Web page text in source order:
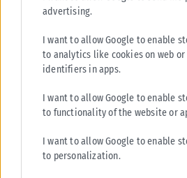
advertising.
I want to allow Google to enable
to analytics like cookies on web or
identifiers in apps.
I want to allow Google to enable
to functionality of the website or
I want to allow Google to enable
to personalization.